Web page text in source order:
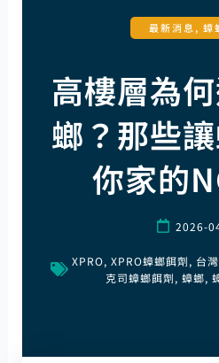
最新消息 , 蟑
高樓層為
螂？那些
你家的
2026-
XPRO, XPRO蟑螂餌劑, 台
克司蟑螂餌劑, 蟑螂,